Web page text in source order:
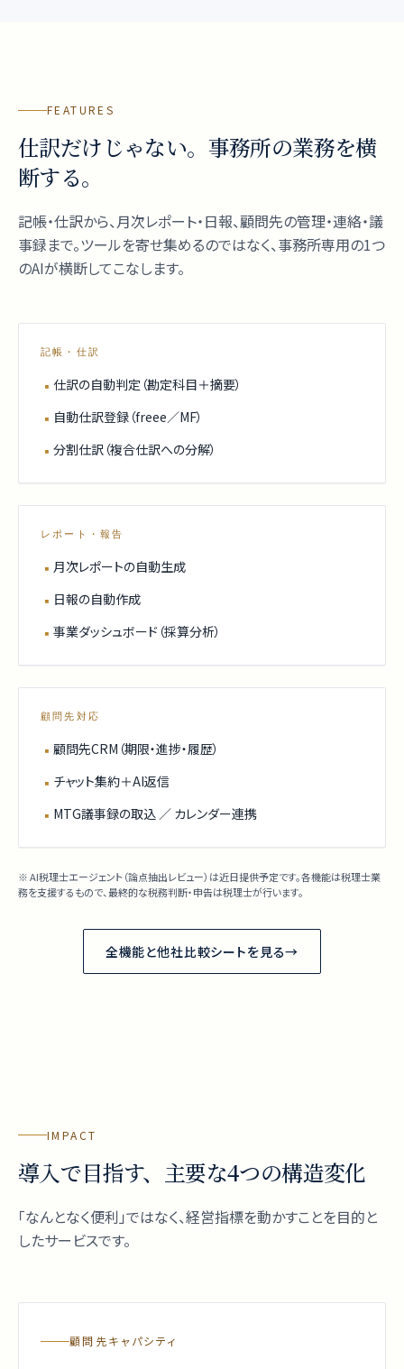
FEATURES
仕訳だけじゃない。事務所の業務を横
断する。
記帳・仕訳から、月次レポート・日報、顧問先の管理・連絡・議
事録まで。ツールを寄せ集めるのではなく、事務所専用の1つ
のAIが横断してこなします。
記帳・仕訳
▪ 仕訳の自動判定（勘定科目＋摘要）
▪ 自動仕訳登録（freee／MF）
▪ 分割仕訳（複合仕訳への分解）
レポート・報告
▪ 月次レポートの自動生成
▪ 日報の自動作成
▪ 事業ダッシュボード（採算分析）
顧問先対応
▪ 顧問先CRM（期限・進捗・履歴）
▪ チャット集約＋AI返信
▪ MTG議事録の取込 ／ カレンダー連携
※ AI税理士エージェント（論点抽出レビュー）は近日提供予定です。各機能は税理士業
務を支援するもので、最終的な税務判断・申告は税理士が行います。
全機能と他社比較シートを見る→
IMPACT
導入で目指す、主要な4つの構造変化
「なんとなく便利」ではなく、経営指標を動かすことを目的と
したサービスです。
顧問先キャパシティ